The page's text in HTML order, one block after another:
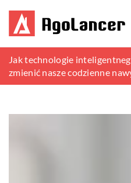
Czym można ocieplić dom?
Jak technologie
zmienić nasze codzienne
Jakie materiały i kolory
powiększyć łazienkę?